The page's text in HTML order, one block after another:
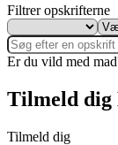
Filtrer opskrifterne
Er du vild med
Tilmeld dig
Tilmeld dig